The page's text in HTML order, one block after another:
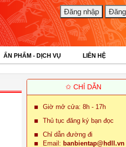
ẤN PHẨM - DỊCH VỤ LIÊN HỆ
✩ CHỈ DẪN
Giờ mở cửa: 8h - 17h
Thủ tục đăng ký bạn đọc
Chỉ dẫn đường đi
Email: banbientap@hdll.vn